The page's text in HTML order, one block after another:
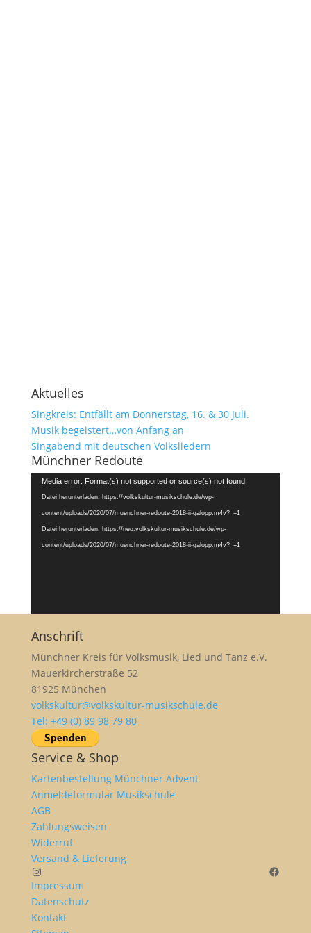
Aktuelles
Singkreis: Entfällt am Donnerstag, 16. & 30 Juli.
Musik begeistert…von Anfang an
Singabend mit deutschen Volksliedern
Münchner Redoute
Video-
Player
Media error: Format(s) not supported or source(s) not found
Datei herunterladen: https://volkskultur-musikschule.de/wp-
content/uploads/2020/07/muenchner-redoute-2018-ii-galopp.m4v?_=1
Datei herunterladen: https://neu.volkskultur-musikschule.de/wp-
content/uploads/2020/07/muenchner-redoute-2018-ii-galopp.m4v?_=1
Anschrift
Münchner Kreis für Volksmusik, Lied und Tanz e.V.
Mauerkircherstraße 52
81925 München
volkskultur@volkskultur-musikschule.de
Tel: +49 (0) 89 98 79 80
Service & Shop
Kartenbestellung Münchner Advent
Anmeldeformular Musikschule
AGB
Zahlungsweisen
Widerruf
Versand & Lieferung
Instagram
Impressum
Datenschutz
Kontakt